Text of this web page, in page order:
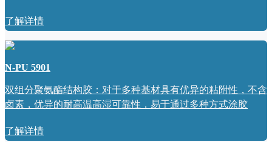
了解详情
N-PU 5901
双组分聚氨酯结构胶：对于多种基材具有优异的粘附性，不含
卤素，优异的耐高温高湿可靠性，易于通过多种方式涂胶
了解详情